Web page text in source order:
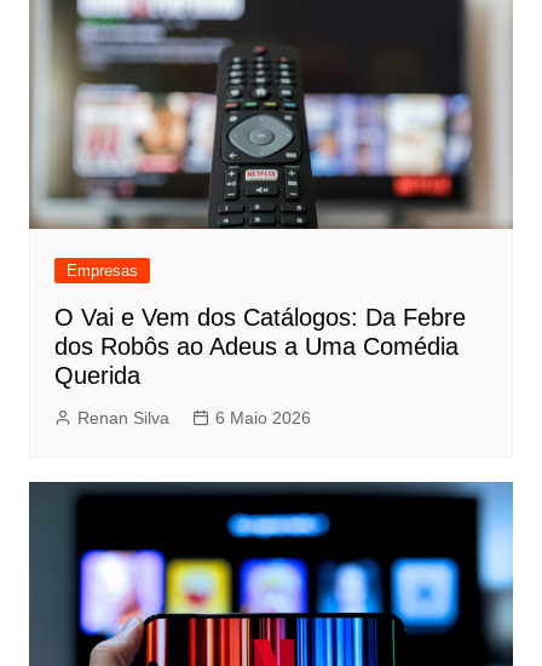
Empresas
O Vai e Vem dos Catálogos: Da Febre
dos Robôs ao Adeus a Uma Comédia
Querida
Renan Silva 6 Maio 2026